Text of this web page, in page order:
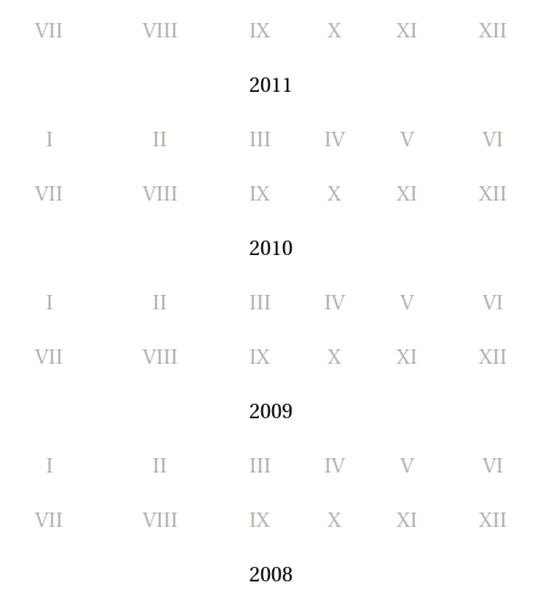
VII VIII IX X XI XII
2011
I II III IV V VI
VII VIII IX X XI XII
2010
I II III IV V VI
VII VIII IX X XI XII
2009
I II III IV V VI
VII VIII IX X XI XII
2008